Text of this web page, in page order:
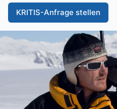
KRITIS-Anfrage stellen